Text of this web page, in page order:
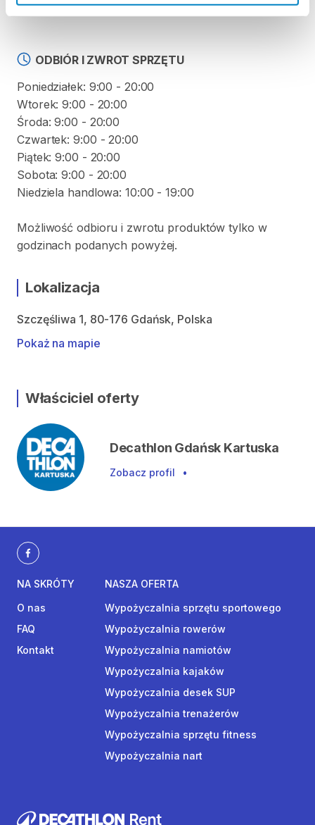
produktu
ODBIÓR I ZWROT SPRZĘTU
Poniedziałek: 9:00 - 20:00
Wtorek: 9:00 - 20:00
Środa: 9:00 - 20:00
Czwartek: 9:00 - 20:00
Piątek: 9:00 - 20:00
Sobota: 9:00 - 20:00
Niedziela handlowa: 10:00 - 19:00
Możliwość odbioru i zwrotu produktów tylko w
godzinach podanych powyżej.
Lokalizacja
Szczęśliwa 1, 80-176 Gdańsk, Polska
Pokaż na mapie
Właściciel oferty
Decathlon Gdańsk Kartuska
Zobacz profil •
NA SKRÓTY
O nas
FAQ
Kontakt
NASZA OFERTA
Wypożyczalnia sprzętu sportowego
Wypożyczalnia rowerów
Wypożyczalnia namiotów
Wypożyczalnia kajaków
Wypożyczalnia desek SUP
Wypożyczalnia trenażerów
Wypożyczalnia sprzętu fitness
Wypożyczalnia nart